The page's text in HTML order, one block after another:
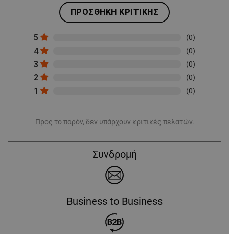
ΠΡΟΣΘΉΚΗ ΚΡΙΤΙΚΉΣ
5 (0)
4 (0)
3 (0)
2 (0)
1 (0)
Προς το παρόν, δεν υπάρχουν κριτικές πελατών.
Συνδρομή
Business to Business